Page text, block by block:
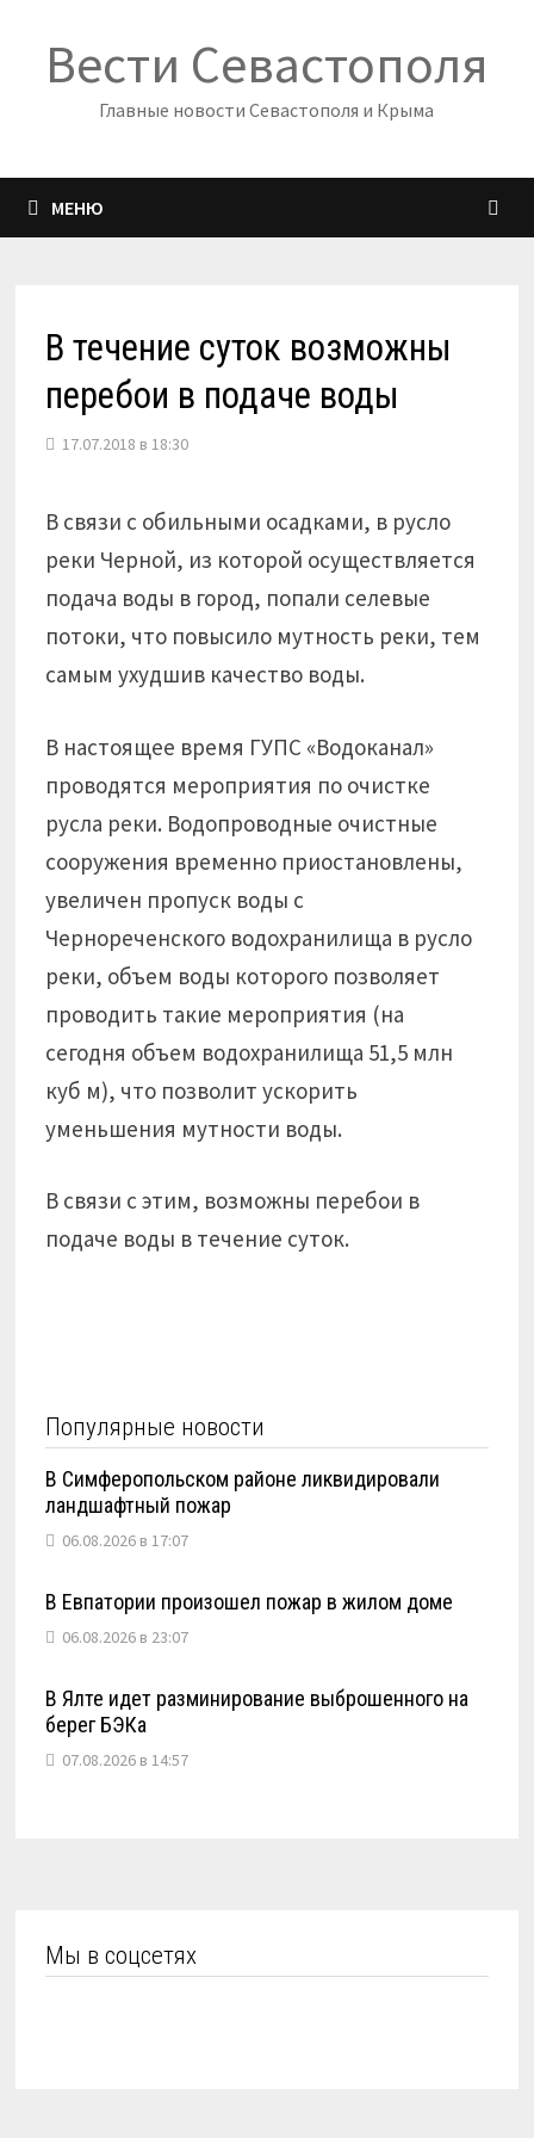
содержимому
Вести Севастополя
Главные новости Севастополя и Крыма
МЕНЮ
В течение суток возможны
перебои в подаче воды
17.07.2018 в 18:30
В связи с обильными осадками, в русло
реки Черной, из которой осуществляется
подача воды в город, попали селевые
потоки, что повысило мутность реки, тем
самым ухудшив качество воды.
В настоящее время ГУПС «Водоканал»
проводятся мероприятия по очистке
русла реки. Водопроводные очистные
сооружения временно приостановлены,
увеличен пропуск воды с
Чернореченского водохранилища в русло
реки, объем воды которого позволяет
проводить такие мероприятия (на
сегодня объем водохранилища 51,5 млн
куб м), что позволит ускорить
уменьшения мутности воды.
В связи с этим, возможны перебои в
подаче воды в течение суток.
Популярные новости
В Симферопольском районе ликвидировали
ландшафтный пожар
06.08.2026 в 17:07
В Евпатории произошел пожар в жилом доме
06.08.2026 в 23:07
В Ялте идет разминирование выброшенного на
берег БЭКа
07.08.2026 в 14:57
Мы в соцсетях